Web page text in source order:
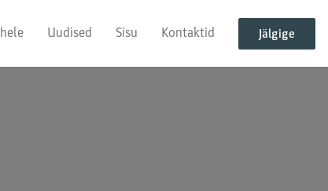
Uudised Sisu Kontaktid Jälgige